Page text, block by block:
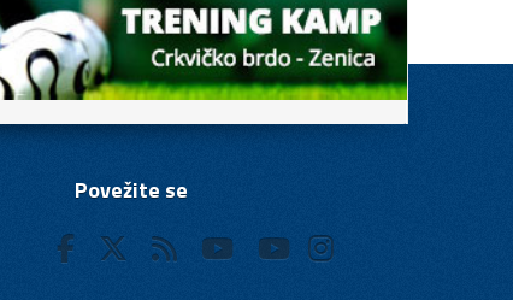
Povežite se